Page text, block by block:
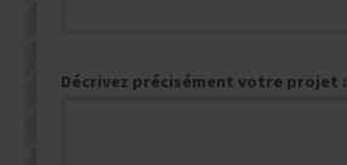
Décrivez précisément votre projet :